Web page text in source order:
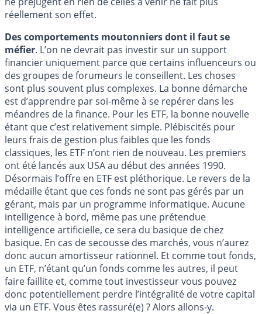
réellement son effet.
Des comportements moutonniers dont il faut se
méfier. L’on ne devrait pas investir sur un support
financier uniquement parce que certains influenceurs ou
des groupes de forumeurs le conseillent. Les choses
sont plus souvent plus complexes. La bonne démarche
est d’apprendre par soi-même à se repérer dans les
méandres de la finance. Pour les ETF, la bonne nouvelle
étant que c’est relativement simple. Plébiscités pour
leurs frais de gestion plus faibles que les fonds
classiques, les ETF n’ont rien de nouveau. Les premiers
ont été lancés aux USA au début des années 1990.
Désormais l’offre en ETF est pléthorique. Le revers de la
médaille étant que ces fonds ne sont pas gérés par un
gérant, mais par un programme informatique. Aucune
intelligence à bord, même pas une prétendue
intelligence artificielle, ce sera du basique de chez
basique. En cas de secousse des marchés, vous n’aurez
donc aucun amortisseur rationnel. Et comme tout fonds,
un ETF, n’étant qu’un fonds comme les autres, il peut
faire faillite et, comme tout investisseur vous pouvez
donc potentiellement perdre l’intégralité de votre capital
via un ETF. Vous êtes rassuré(e) ? Alors allons-y.